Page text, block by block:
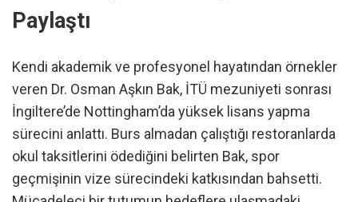
Paylaştı
Kendi akademik ve profesyonel hayatından örnekler
veren Dr. Osman Aşkın Bak, İTÜ mezuniyeti sonrası
İngiltere’de Nottingham’da yüksek lisans yapma
sürecini anlattı. Burs almadan çalıştığı restoranlarda
okul taksitlerini ödediğini belirten Bak, spor
geçmişinin vize sürecindeki katkısından bahsetti.